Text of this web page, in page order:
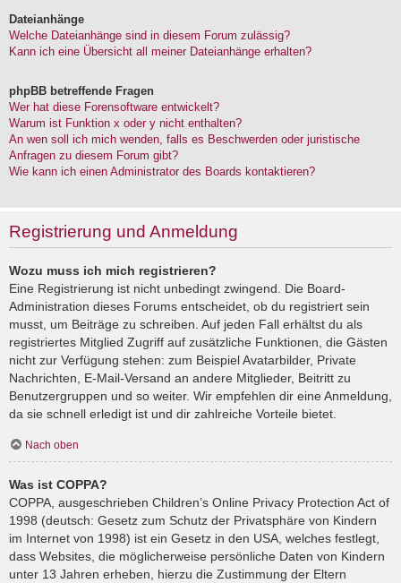
Dateianhänge
Welche Dateianhänge sind in diesem Forum zulässig?
Kann ich eine Übersicht all meiner Dateianhänge erhalten?
phpBB betreffende Fragen
Wer hat diese Forensoftware entwickelt?
Warum ist Funktion x oder y nicht enthalten?
An wen soll ich mich wenden, falls es Beschwerden oder juristische
Anfragen zu diesem Forum gibt?
Wie kann ich einen Administrator des Boards kontaktieren?
Registrierung und Anmeldung
Wozu muss ich mich registrieren?
Eine Registrierung ist nicht unbedingt zwingend. Die Board-
Administration dieses Forums entscheidet, ob du registriert sein
musst, um Beiträge zu schreiben. Auf jeden Fall erhältst du als
registriertes Mitglied Zugriff auf zusätzliche Funktionen, die Gästen
nicht zur Verfügung stehen: zum Beispiel Avatarbilder, Private
Nachrichten, E-Mail-Versand an andere Mitglieder, Beitritt zu
Benutzergruppen und so weiter. Wir empfehlen dir eine Anmeldung,
da sie schnell erledigt ist und dir zahlreiche Vorteile bietet.
Nach oben
Was ist COPPA?
COPPA, ausgeschrieben Children’s Online Privacy Protection Act of
1998 (deutsch: Gesetz zum Schutz der Privatsphäre von Kindern
im Internet von 1998) ist ein Gesetz in den USA, welches festlegt,
dass Websites, die möglicherweise persönliche Daten von Kindern
unter 13 Jahren erheben, hierzu die Zustimmung der Eltern